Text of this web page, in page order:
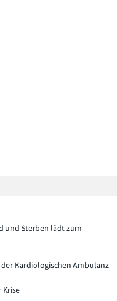
und Sterben lädt zum
Kardiologischen Ambulanz
Krise